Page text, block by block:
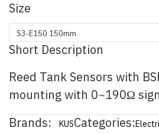
Size
S3-E150 150mm
Short Description
Reed Tank Sensors with
mounting with 0~190Ω
Brands:
KUSCategories: